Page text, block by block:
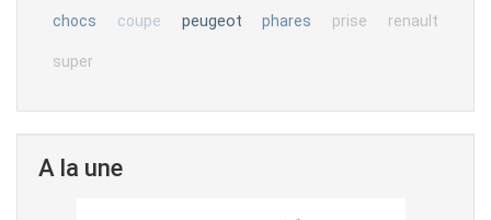
chocs coupe peugeot phares prise renault
super
A la une